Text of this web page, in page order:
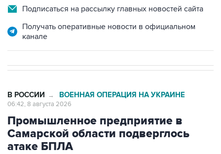
Подписаться на рассылку главных новостей сайта
Получать оперативные новости в официальном
канале
В РОССИИ → ВОЕННАЯ ОПЕРАЦИЯ НА УКРАИНЕ
06:42, 8 августа 2026
Промышленное предприятие в
Самарской области подверглось
атаке БПЛА